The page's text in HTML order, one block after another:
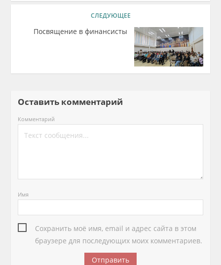
СЛЕДУЮЩЕЕ
Посвящение в финансисты
Оставить комментарий
Комментарий
Имя
Сохранить моё имя, email и адрес сайта в этом
браузере для последующих моих комментариев.